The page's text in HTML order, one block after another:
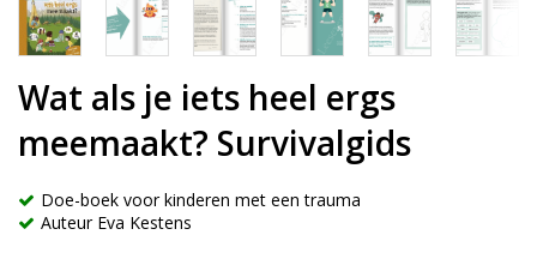
Wat als je iets heel ergs
meemaakt? Survivalgids
Doe-boek voor kinderen met een trauma
Auteur Eva Kestens